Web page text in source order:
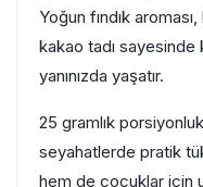
Yoğun fındık
kakao tadı
yanınızda yaşatır.
25 gramlık
seyahatlerde pratik
hem de çocuklar için